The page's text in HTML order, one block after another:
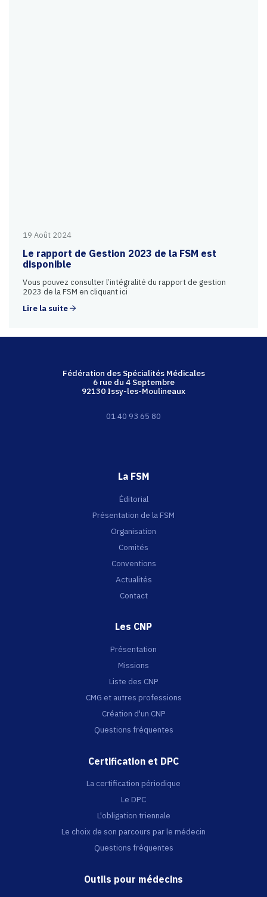
19 Août 2024
Le rapport de Gestion 2023 de la FSM est
disponible
Vous pouvez consulter l’intégralité du rapport de gestion
2023 de la FSM en cliquant ici
Lire la suite
Fédération des Spécialités Médicales
6 rue du 4 Septembre
92130 Issy-les-Moulineaux
01 40 93 65 80
La FSM
Éditorial
Présentation de la FSM
Organisation
Comités
Conventions
Actualités
Contact
Les CNP
Présentation
Missions
Liste des CNP
CMG et autres professions
Création d'un CNP
Questions fréquentes
Certification et DPC
La certification périodique
Le DPC
L'obligation triennale
Le choix de son parcours par le médecin
Questions fréquentes
Outils pour médecins